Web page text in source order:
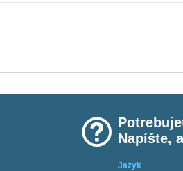
Napíšte,
Jazyk